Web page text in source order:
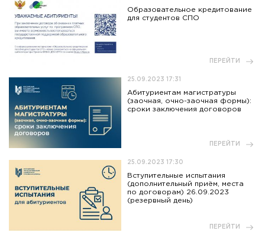
Образовательное кредитование
для студентов СПО
ПЕРЕЙТИ
25.09.2023 17:31
Абитуриентам магистратуры
(заочная, очно-заочная формы):
сроки заключения договоров
ПЕРЕЙТИ
25.09.2023 17:30
Вступительные испытания
(дополнительный приём, места
по договорам) 26.09.2023
(резервный день)
ПЕРЕЙТИ